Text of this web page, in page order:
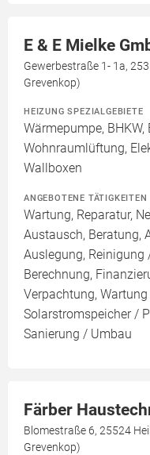
E & E Mielke
Gewerbestraße 1- 1a,
Grevenkop)
HEIZUNG SPEZIALGEBIETE
Wärmepumpe,
Wohnraumlüftung,
Wallboxen
ANGEBOTENE TÄTIGKEITEN
Wartung, Reparatur,
Austausch, Beratung,
Auslegung,
Berechnung,
Verpachtung,
Solarstromspeicher /
Sanierung / Umbau
Färber
Blomestraße 6, 25524
Grevenkop)